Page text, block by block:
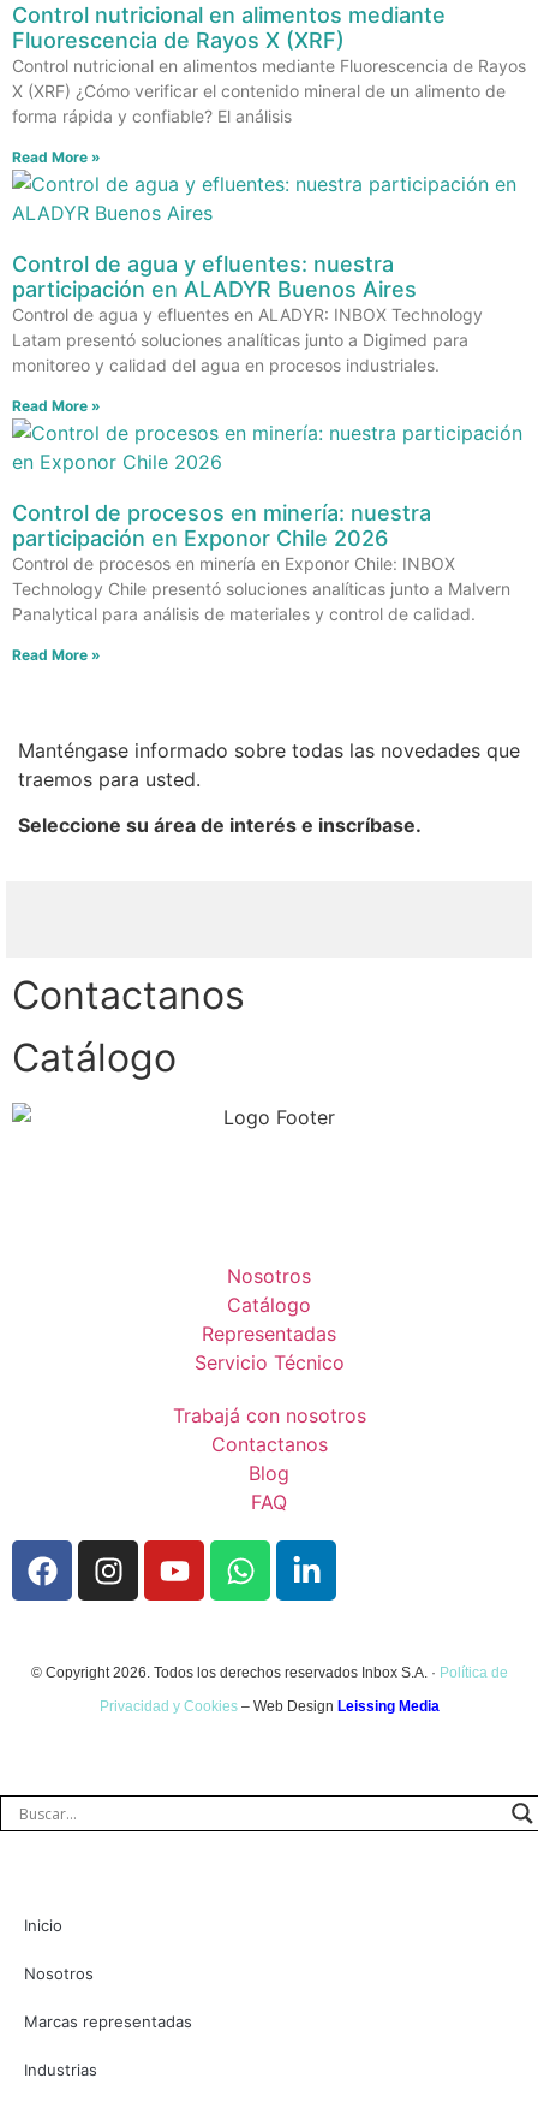
Control nutricional en alimentos mediante
Fluorescencia de Rayos X (XRF)
Control nutricional en alimentos mediante Fluorescencia de Rayos
X (XRF) ¿Cómo verificar el contenido mineral de un alimento de
forma rápida y confiable? El análisis
Read More »
Control de agua y efluentes: nuestra
participación en ALADYR Buenos Aires
Control de agua y efluentes en ALADYR: INBOX Technology
Latam presentó soluciones analíticas junto a Digimed para
monitoreo y calidad del agua en procesos industriales.
Read More »
Control de procesos en minería: nuestra
participación en Exponor Chile 2026
Control de procesos en minería en Exponor Chile: INBOX
Technology Chile presentó soluciones analíticas junto a Malvern
Panalytical para análisis de materiales y control de calidad.
Read More »
Manténgase informado sobre todas las novedades que
traemos para usted.
Seleccione su área de interés e inscríbase.
Contactanos
Catálogo
Nosotros
Catálogo
Representadas
Servicio Técnico
Trabajá con nosotros
Contactanos
Blog
FAQ
© Copyright 2026. Todos los derechos reservados Inbox S.A. · Política de
Privacidad y Cookies– Web Design Leissing Media
Inicio
Nosotros
Marcas representadas
Industrias